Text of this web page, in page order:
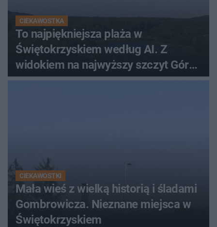
CIEKAWOSTKA
To najpiękniejsza plaża w
Świętokrzyskiem według AI. Z
widokiem na najwyższy szczyt Gór
Świętokrzyskich
CIEKAWOSTKI
Mała wieś z wielką historią i śladami
Gombrowicza. Nieznane miejsca w
Świętokrzyskiem